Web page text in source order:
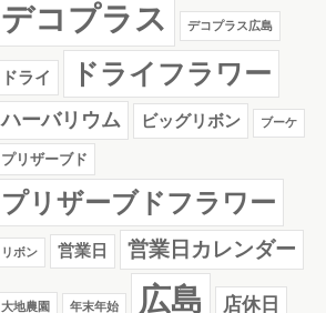
デコプラス デコプラス広島
ドライ ドライフラワー
ハーバリウム ビッグリボン ブーケ
プリザーブド
プリザーブドフラワー
リボン 営業日 営業日カレンダー
大地農園 年末年始 広島 店休日